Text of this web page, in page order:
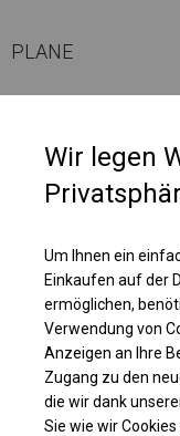
PLANE
aus einem
sich ein Rollo, das
das Innere des Zeltes vor
Wir legen
Um Ihnen ein
Einkaufen auf der
ermöglichen,
Verwendung von
Anzeigen an Ihre
Zugang zu den
die wir dank
Sie wie wir